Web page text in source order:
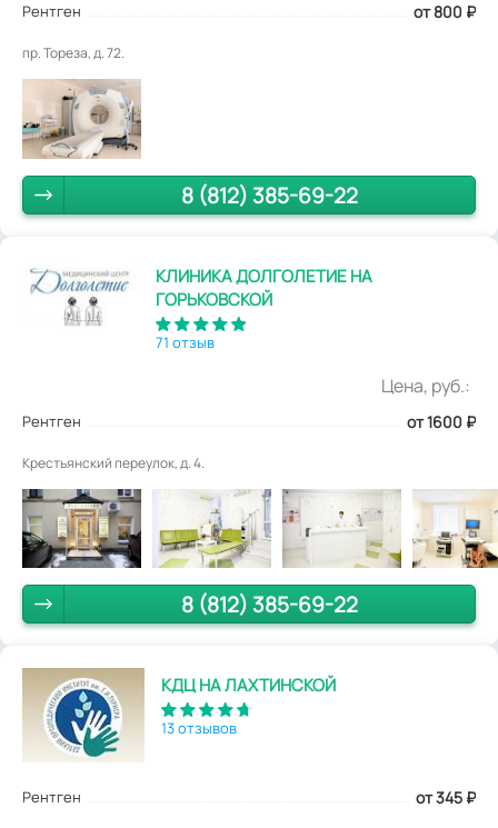
Рентген от 800 ₽
пр. Тореза, д. 72.
8 (812) 385-69-22
КЛИНИКА ДОЛГОЛЕТИЕ НА
ГОРЬКОВСКОЙ
71 отзыв
Цена, руб.:
Рентген от 1600 ₽
Крестьянский переулок, д. 4.
8 (812) 385-69-22
КДЦ НА ЛАХТИНСКОЙ
13 отзывов
Рентген от 345 ₽